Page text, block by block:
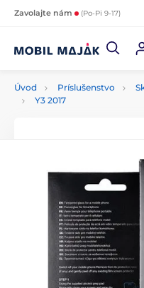
Zavolajte nám (Po-Pi 9-17)
Úvod Príslušenstvo
Y3 2017